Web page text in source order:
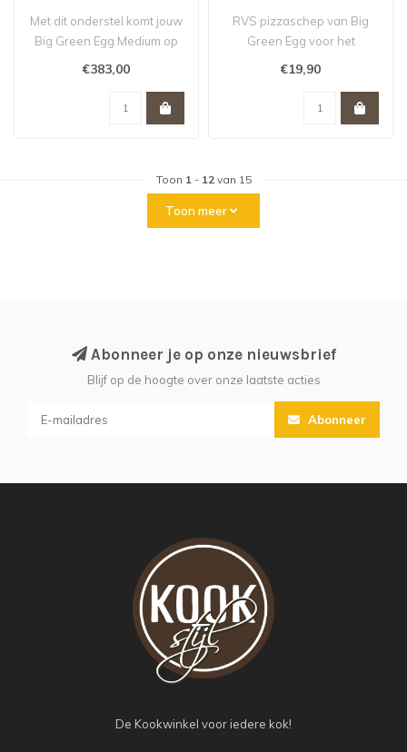
Met dit onderstel komt jouw
Big Green Egg Medium op
€383,00
RVS pizzaschep van Big
Green Egg voor het
€19,90
Toon 1 - 12van 15
Toon meer
Abonneer je op onze nieuwsbrief
Blijf op de hoogte over onze laatste acties
Abonneer
De Kookwinkel voor iedere kok!